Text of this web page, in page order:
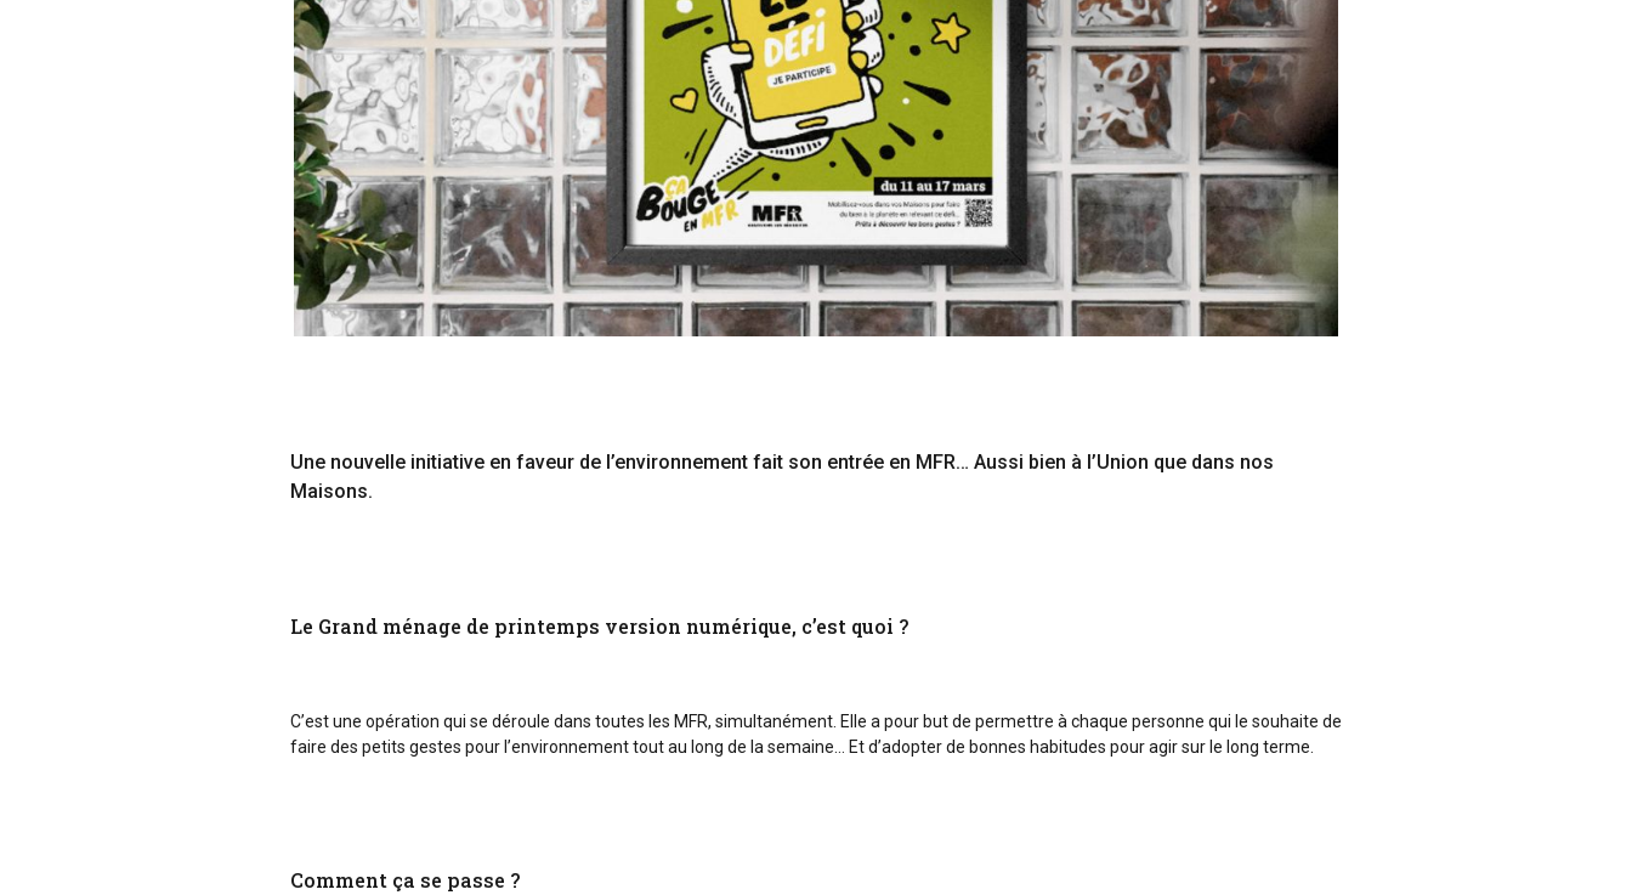
Une nouvelle initiative en faveur de l’environnement fait son entrée en MFR… Aussi bien à l’Union que dans nos
Maisons.
Le Grand ménage de printemps version numérique, c’est quoi ?
C’est une opération qui se déroule dans toutes les MFR, simultanément. Elle a pour but de permettre à chaque personne qui le souhaite de
faire des petits gestes pour l’environnement tout au long de la semaine… Et d’adopter de bonnes habitudes pour agir sur le long terme.
Comment ça se passe ?